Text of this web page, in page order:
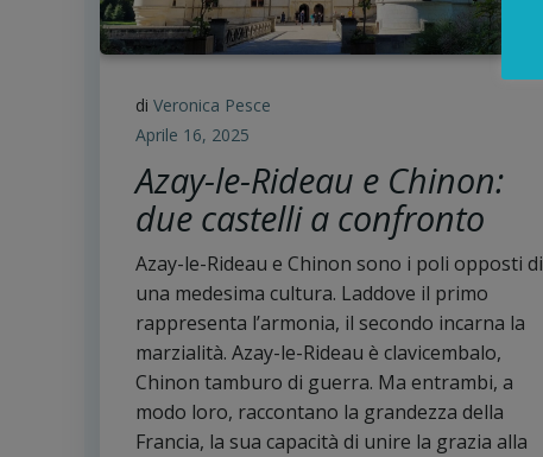
di Veronica Pesce
Aprile 16, 2025
Azay-le-Rideau e Chinon:
due castelli a confronto
Azay-le-Rideau e Chinon sono i poli opposti di
una medesima cultura. Laddove il primo
rappresenta l’armonia, il secondo incarna la
marzialità. Azay-le-Rideau è clavicembalo,
Chinon tamburo di guerra. Ma entrambi, a
modo loro, raccontano la grandezza della
Francia, la sua capacità di unire la grazia alla